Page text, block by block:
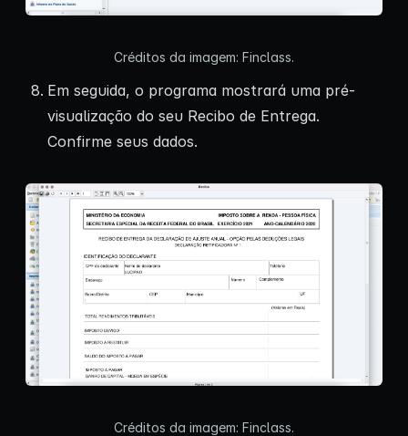
Créditos da imagem: Finclass.
Em seguida, o programa mostrará uma pré-
visualização do seu Recibo de Entrega.
Confirme seus dados.
Créditos da imagem: Finclass.